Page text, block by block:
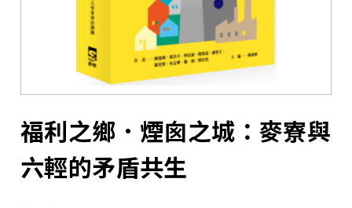
h
e
r
福利之鄉．煙囪之城：麥寮與
六輕的矛盾共生